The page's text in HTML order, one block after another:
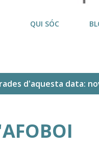
QUI SÓC
d'aquesta data: